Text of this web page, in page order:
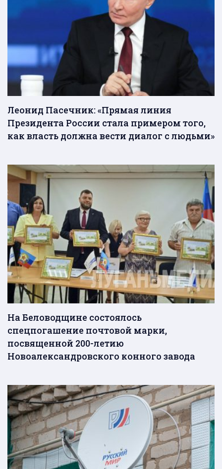
Леонид Пасечник: «Прямая линия
Президента России стала примером того,
как власть должна вести диалог с людьми»
На Беловодщине состоялось
спецпогашение почтовой марки,
посвященной 200-летию
Новоалександровского конного завода